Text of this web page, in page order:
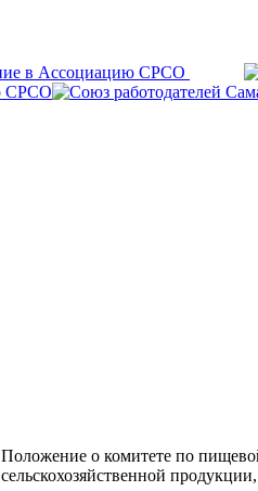
Положение о комитете по
сельскохозяйственной